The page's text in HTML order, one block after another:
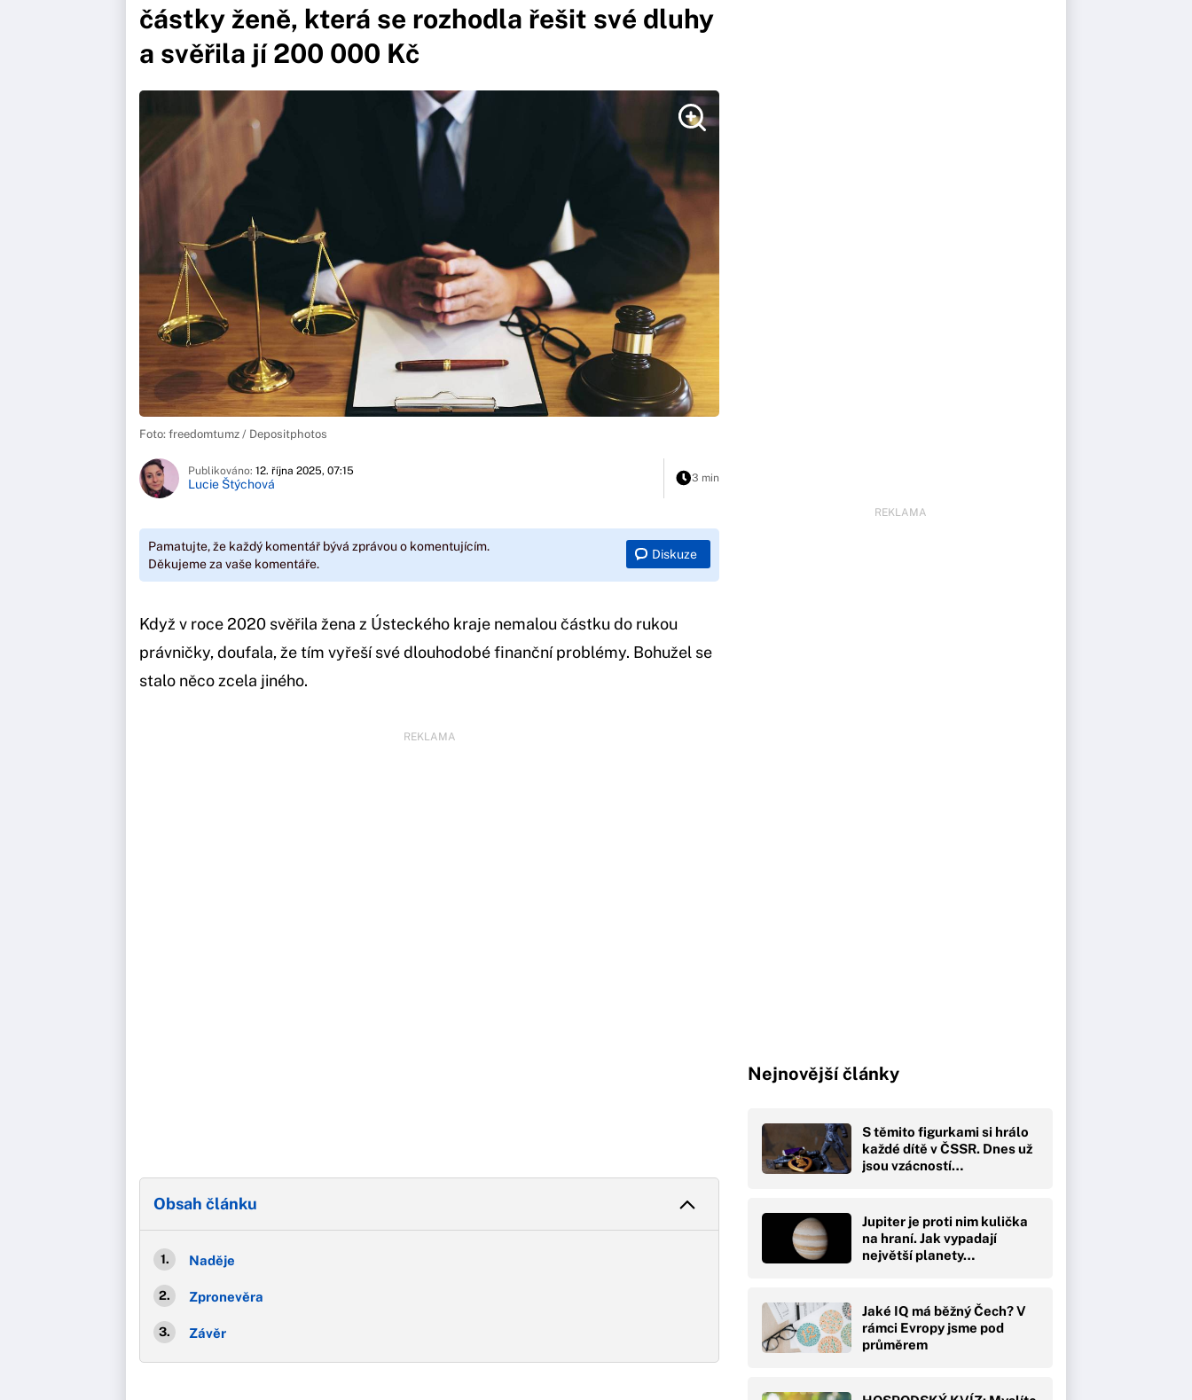
částky ženě, která se rozhodla řešit své dluhy
a svěřila jí 200 000 Kč
Foto: freedomtumz / Depositphotos
Publikováno: 12. října 2025, 07:15
Lucie Štýchová 3 min
Pamatujte, že každý komentář bývá zprávou o komentujícím.
Děkujeme za vaše komentáře.
Diskuze
Když v roce 2020 svěřila žena z Ústeckého kraje nemalou částku do rukou
právničky, doufala, že tím vyřeší své dlouhodobé finanční problémy. Bohužel se
stalo něco zcela jiného.
REKLAMA
Obsah článku
Naděje
Zpronevěra
Závěr
REKLAMA
Nejnovější články
S těmito figurkami si hrálo
každé dítě v ČSSR. Dnes už
jsou vzácností…
Jupiter je proti nim kulička
na hraní. Jak vypadají
největší planety…
Jaké IQ má běžný Čech? V
rámci Evropy jsme pod
průměrem